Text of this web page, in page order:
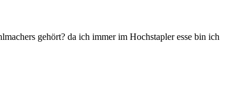
gehört? da ich immer im Hochstapler esse bin ich